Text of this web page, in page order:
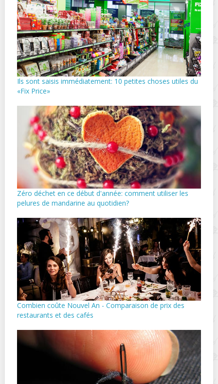
Ils sont saisis immédiatement: 10 petites choses utiles du
«Fix Price»
Zéro déchet en ce début d'année: comment utiliser les
pelures de mandarine au quotidien?
Combien coûte Nouvel An - Comparaison de prix des
restaurants et des cafés